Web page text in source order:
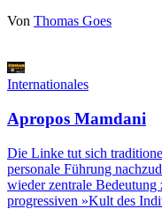
Von Thomas Goes
Internationales
Apropos Mamdani
Die Linke tut sich
personale Führung
wieder zentrale Bedeutung
progressiven »Kult des